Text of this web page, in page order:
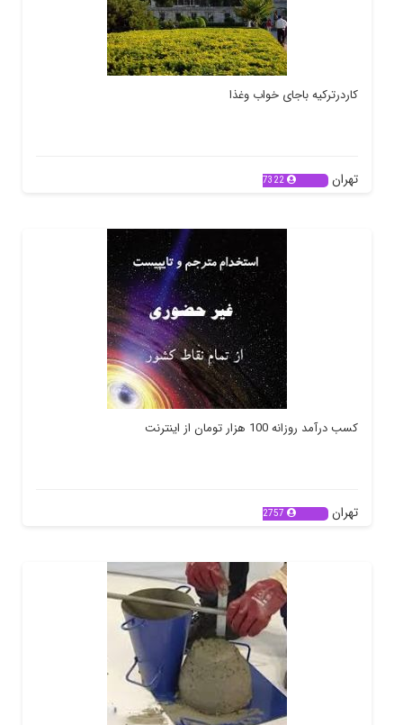
کاردرترکیه باجای خواب وغذا
تهران 7322
کسب درآمد روزانه 100 هزار تومان از اینترنت
تهران 2757